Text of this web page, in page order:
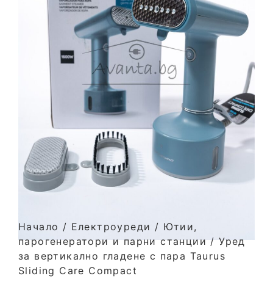
Начало / Електроуреди / Ютии,
парогенератори и парни станции/ Уред
за вертикално гладене с пара Taurus
Sliding Care Compact